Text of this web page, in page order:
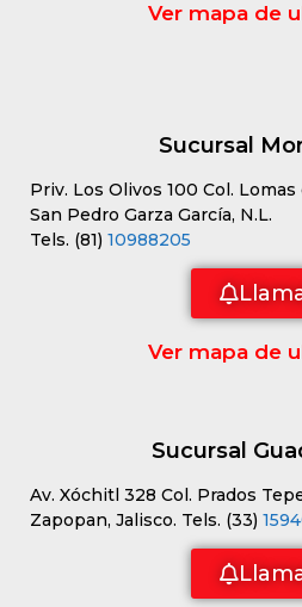
Ver mapa de
Sucursal
Priv. Los Olivos 100 Col.
San Pedro Garza García, N.L.
Tels. (81) 10988205
Ver mapa de
Sucursal
Av. Xóchitl 328 Col. Prados
Zapopan, Jalisco. Tels. (33)